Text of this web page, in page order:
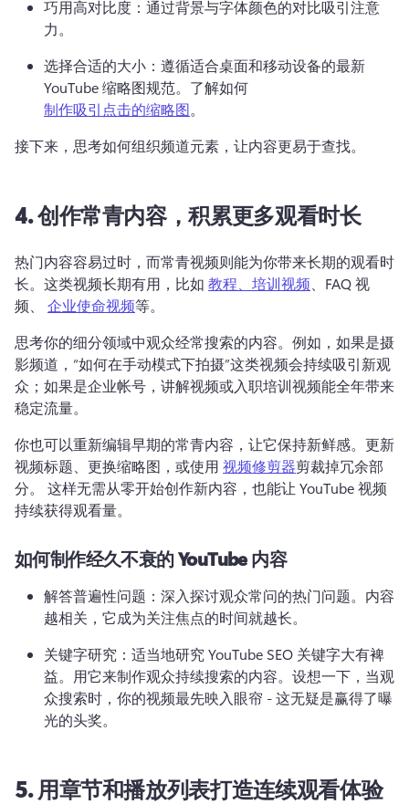
巧用高对比度：通过背景与字体颜色的对比吸引注意
力。
选择合适的大小：遵循适合桌面和移动设备的最新
YouTube 缩略图规范。 了解如何
制作吸引点击的缩略图。
接下来，思考如何组织频道元素，让内容更易于查找。
4.创作常青内容，积累更多观看时长
热门内容容易过时，而常青视频则能为你带来长期的观看时
长。 这类视频长期有用，比如 教程、培训视频 、FAQ 视
频、 企业使命视频等。
思考你的细分领域中观众经常搜索的内容。 例如，如果是摄
影频道，“如何在手动模式下拍摄”这类视频会持续吸引新观
众； 如果是企业帐号，讲解视频或入职培训视频能全年带来
稳定流量。
你也可以重新编辑早期的常青内容，让它保持新鲜感。 更新
视频标题、更换缩略图，或使用 视频修剪器剪裁掉冗余部
分。 这样无需从零开始创作新内容，也能让 YouTube 视频
持续获得观看量。
如何制作经久不衰的 YouTube 内容
解答普遍性问题：深入探讨观众常问的热门问题。 内容
越相关，它成为关注焦点的时间就越长。
关键字研究：适当地研究 YouTube SEO 关键字大有裨
益。 用它来制作观众持续搜索的内容。 设想一下，当观
众搜索时，你的视频最先映入眼帘 - 这无疑是赢得了曝
光的头奖。
5.用章节和播放列表打造连续观看体验